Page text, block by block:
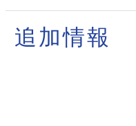
追加情報